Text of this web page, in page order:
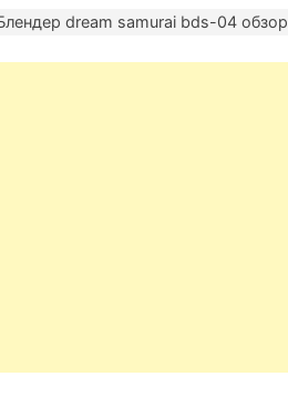
объектов
dream samurai bds-04 обзор